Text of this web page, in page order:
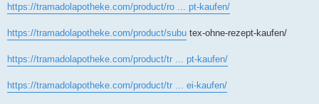
https://tramadolapotheke.com/product/ro ... pt-kaufen/
https://tramadolapotheke.com/product/subu tex-ohne-rezept-kaufen/
https://tramadolapotheke.com/product/tr ... pt-kaufen/
https://tramadolapotheke.com/product/tr ... ei-kaufen/